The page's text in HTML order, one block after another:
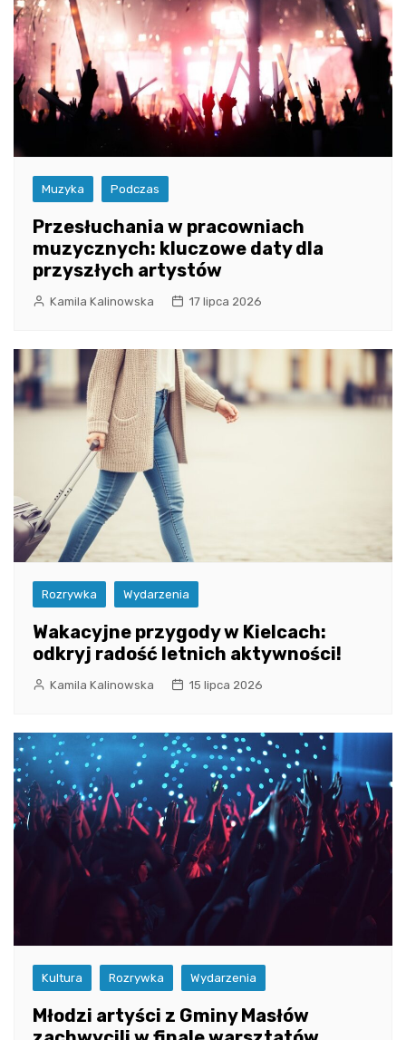
Muzyka Podczas
Przesłuchania w pracowniach
muzycznych: kluczowe daty dla
przyszłych artystów
Kamila Kalinowska 17 lipca 2026
Rozrywka Wydarzenia
Wakacyjne przygody w Kielcach:
odkryj radość letnich aktywności!
Kamila Kalinowska 15 lipca 2026
Kultura Rozrywka Wydarzenia
Młodzi artyści z Gminy Masłów